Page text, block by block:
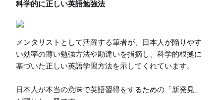
メンタリストとして活躍する筆者が、日本人が陥りやす
い効率の薄い勉強方法や勘違いを指摘し、科学的根拠に
基づいた正しい英語学習方法を示してくれています。
日本人が本当の意味で英語習得をするための「新発見」